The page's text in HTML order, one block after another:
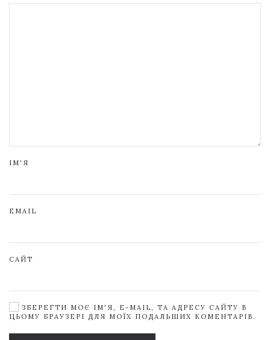
ІМ'Я
EMAIL
САЙТ
ЗБЕРЕГТИ МОЄ ІМ'Я, E-MAIL, ТА АДРЕСУ САЙТУ В
ЦЬОМУ БРАУЗЕРІ ДЛЯ МОЇХ ПОДАЛЬШИХ КОМЕНТАРІВ.